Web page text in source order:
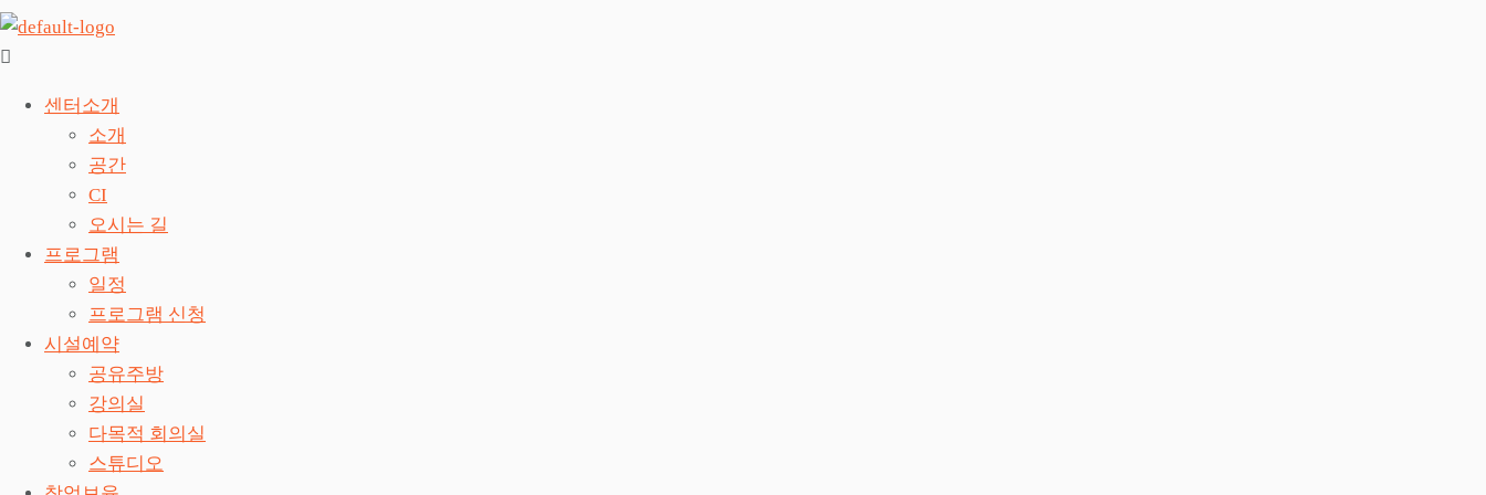
센터소개
소개
공간
CI
오시는 길
프로그램
일정
프로그램 신청
시설예약
공유주방
강의실
다목적 회의실
스튜디오